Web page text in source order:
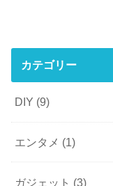
カテゴリー
DIY (9)
エンタメ (1)
ガジェット (3)